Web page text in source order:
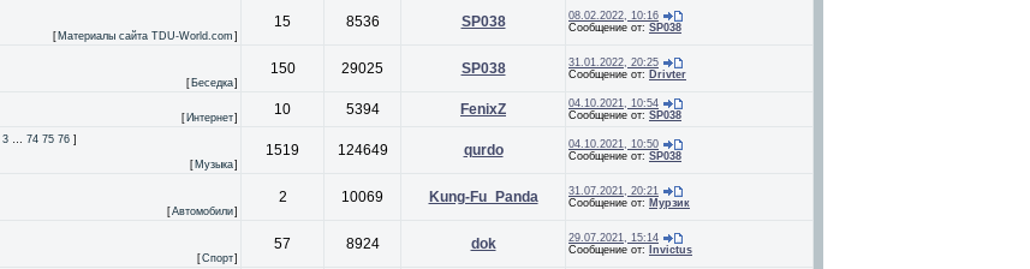
[ Материалы сайта TDU-World.com ]
15 8536 SP038
08.02.2022, 10:16
Сообщение от: SP038
[ Беседка]
150 29025 SP038
31.01.2022, 20:25
Сообщение от: Drivter
[ Интернет] 10 5394 FenixZ
04.10.2021, 10:54
Сообщение от: SP038
3 … 74 75 76 ]
[ Музыка]
1519 124649 qurdo
04.10.2021, 10:50
Сообщение от: SP038
[Автомобили]
2 10069 Kung-Fu_Panda
31.07.2021, 20:21
Сообщение от: Мурзик
[Спорт]
57 8924 dok
29.07.2021, 15:14
Сообщение от:
Invictus